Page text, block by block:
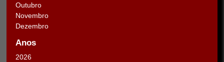
Outubro
Novembro
Dezembro
Anos
2026